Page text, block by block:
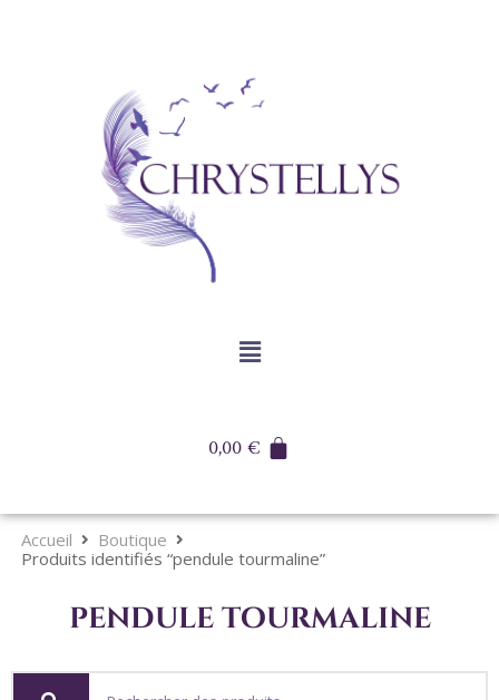
0,00€
Accueil
Boutique
Produits identifiés “pendule tourmaline”
pendule tourmaline